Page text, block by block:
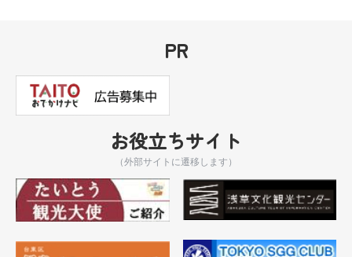
PR
お役立ちサイト
（外部サイトに遷移します）